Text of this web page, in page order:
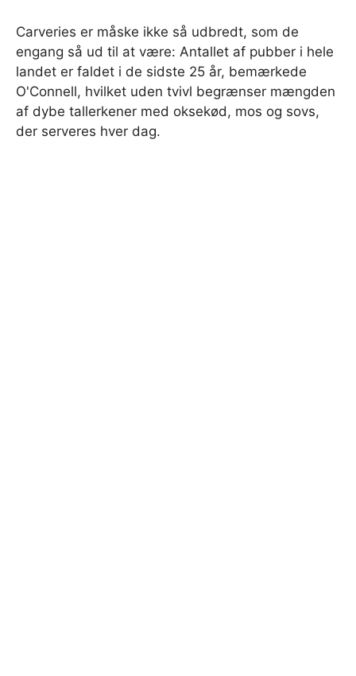
Carveries er måske ikke så udbredt, som de
engang så ud til at være: Antallet af pubber i hele
landet er faldet i de sidste 25 år, bemærkede
O'Connell, hvilket uden tvivl begrænser mængden
af ​​dybe tallerkener med oksekød, mos og sovs,
der serveres hver dag.